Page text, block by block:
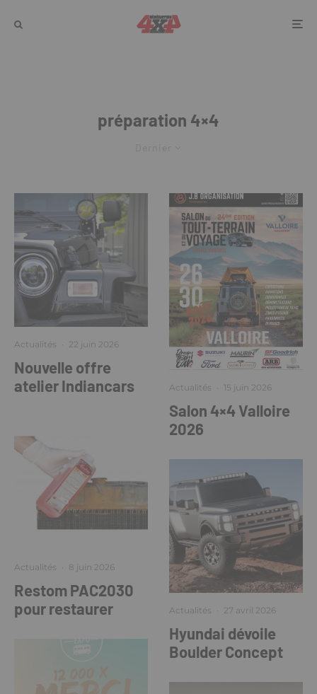
préparation 4×4
Actualités · 22 juin 2026
Nouvelle offre
atelier Indiancars
Actualités · 8 juin 2026
Restom PAC2030
pour restaurer
Actualités · 15 juin 2026
Salon 4×4 Valloire
2026
Actualités · 27 avril 2026
Hyundai dévoile
Boulder Concept